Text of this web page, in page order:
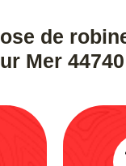
de
Mer 44740